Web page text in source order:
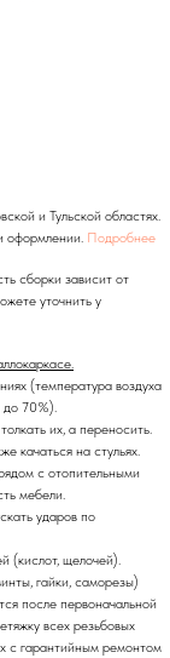
и Тульской областях.
оформлении. Подробнее
сборки зависит от
уточнить у
(температура воздуха
до 70%).
их, а переносить.
качаться на стульях.
с отопительными
мебели.
ударов по
(кислот, щелочей).
гайки, саморезы)
после первоначальной
всех резьбовых
с гарантийным ремонтом